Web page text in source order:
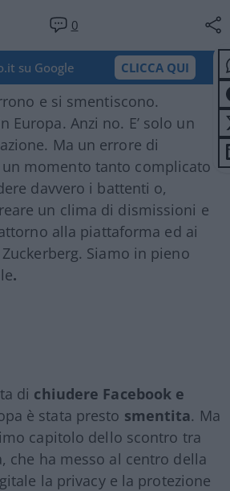
0
su Google CLICCA QUI
e si smentiscono.
Europa. Anzi no. E’ solo un
Ma un errore di
momento tanto complicato
davvero i battenti o,
un clima di dismissioni e
alla piattaforma ed ai
Siamo in pieno
.
di chiudere Facebook e
è stata presto smentita. Ma
capitolo dello scontro tra
che ha messo al centro della
la privacy e la protezione